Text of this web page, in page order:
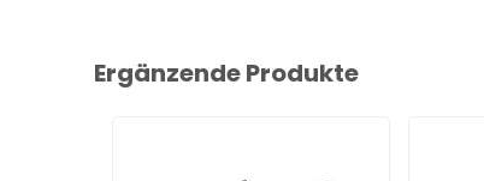
Ergänzende Produkte